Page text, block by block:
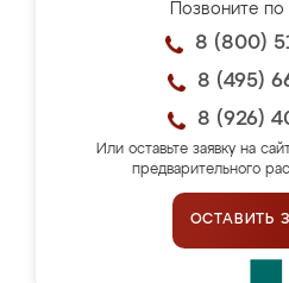
Позвоните
8 (800)
8 (495)
8 (926)
Или оставьте заявку на
предварительного
ОСТАВИТЬ